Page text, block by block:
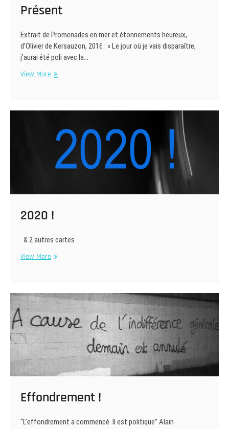
Présent
Extrait de Promenades en mer et étonnements heureux,
d’Olivier de Kersauzon, 2016 : « Le jour où je vais disparaître,
j’aurai été poli avec la…
View MorePrésent
2020 !
& 2 autres cartes
View More2020
Effondrement !
“L’effondrement a commencé. Il est politique” Alain